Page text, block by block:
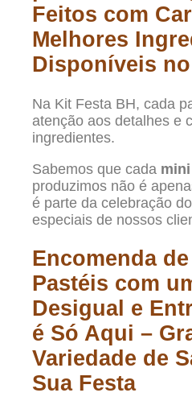
Feitos com
Melhores
Disponíveis
Na Kit Festa BH, cada
atenção aos detalhes e
ingredientes.
Sabemos que cada
produzimos não é
é parte da celebração
especiais de nossos
Encomenda
Pastéis com
Desigual e
é Só Aqui –
Variedade de
Sua Festa